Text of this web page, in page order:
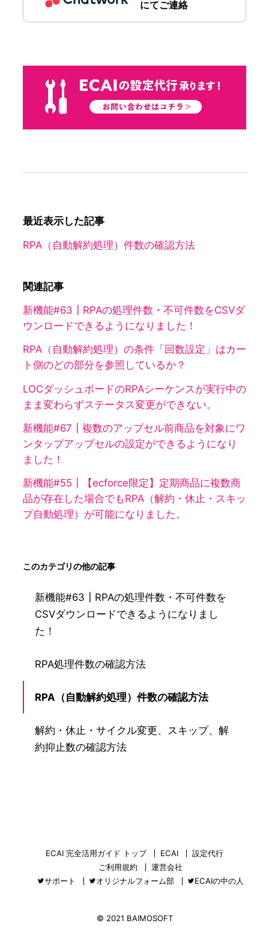
にてご連絡
最近表示した記事
RPA（自動解約処理）件数の確認方法
関連記事
新機能#63┃RPAの処理件数・不可件数をCSVダ
ウンロードできるようになりました！
RPA（自動解約処理）の条件「回数設定」はカー
ト側のどの部分を参照しているか？
LOCダッシュボードのRPAシーケンスが実行中の
まま変わらずステータス変更ができない。
新機能#67┃複数のアップセル前商品を対象にワ
ンタップアップセルの設定ができるようになり
ました！
新機能#55┃【ecforce限定】定期商品に複数商
品が存在した場合でもRPA（解約・休止・スキッ
プ自動処理）が可能になりました。
このカテゴリの他の記事
新機能#63┃RPAの処理件数・不可件数を
CSVダウンロードできるようになりまし
た！
RPA処理件数の確認方法
RPA（自動解約処理）件数の確認方法
解約・休止・サイクル変更、スキップ、解
約抑止数の確認方法
ECAI 完全活用ガイド トップ ECAI
設定代行
ご利用規約
運営会社
サポート
オリジナルフォーム部 ECAIの中の人
© 2021 BAIMOSOFT